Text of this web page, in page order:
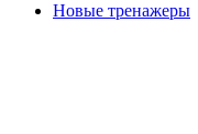
Новые тренажеры